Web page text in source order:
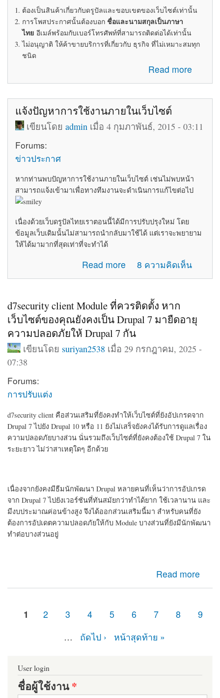
ต้องเป็นสินค้าเกี่ยวกับดรูปัลและขอบเขตของเว็บไซต์เท่านั้น
การโพสประกาศนั้นต้องบอก ชื่อและนามสกุลเป็นภาษา
ไทย อีเมล์พร้อมกับเบอร์โทรศัพท์ที่สามารถติดต่อได้เท่านั้น
ไม่อนุญาติ ให้ค้าขายบริการที่เกี่ยวกับ ธุรกิจ ที่ไม่เหมาะสมทุก
ชนิด
Read more
about ระเบียบข้อบังคับในการใช้ห้อง Marketplace
แจ้งปัญหาการใช้งานภายในเว็บไซต์
เขียนโดยadmin เมื่อ 4 กุมภาพันธ์, 2015 - 03:11
Forums:
ข่าวประกาศ
หากท่านพบปัญหาการใช้งานภายในเว็บไซต์ เช่นไม่พบหน้า
สามารถแจ้งเข้ามาเพื่อทางทีมงานจะดำเนินการแก้ไขต่อไป
เนื่องด้วยเว็บดรูปัลไทยเราตอนนี้ได้มีการปรับปรุงใหม่ โดย
ข้อมูลเว็บเดิมนั้นไม่สามารถนำกลับมาใช้ได้ แต่เราจะพยายาม
ให้ได้มามากที่สุดเท่าที่จะทำได้
Read more
about แจ้งปัญหาการใช้งานภายในเว็บไซต์8 ความคิดเห็น
d7security client Module ที่ควรติดตั้ง หาก
เว็บไซต์ของคุณยังคงเป็น Drupal 7 มายืดอายุ
ความปลอดภัยให้ Drupal 7 กัน
เขียนโดย suriyan2538 เมื่อ 29 กรกฎาคม, 2025 -
07:38
Forums:
การปรับแต่ง
d7security client คือส่วนเสริมที่ยังคงทำให้เว็บไซต์ที่ยังอัปเกรดจาก
Drupal 7 ไปยัง Drupal 10 หรือ 11 ยังไม่เสร็จยังคงได้รับการดูแลเรื่อง
ความปลอดภัยบางส่วน นั่นรวมถึงเว็บไซต์ที่ยังคงต้องใช้ Drupal 7 ใน
ระยะยาว ไม่ว่าสาเหตุใดๆ อีกด้วย
เนื่องจากยังคงมีธีมนักพัฒนา Drupal หลายคนที่เห็นว่าการอัปเกรด
จาก Drupal 7 ไปยังเวอร์ชันที่ทันสมัยกว่าทำได้ยาก ใช้เวลานาน และ
มีงบประมาณค่อนข้างสูง จึงได้ออกส่วนเสริมนี้มา สำหรับคนที่ยัง
ต้องการอัปเดตความปลอดภัยให้กับ Module บางส่วนที่ยังมีนักพัฒนา
ทำต่อบางส่วนอยู่
Read more
about d7security client Module ที่ควรติดตั้ง หากเว็บไซต์
ของคุณยังคงเป็น Drupal 7 มายืดอายุความปลอดภัยให้
1 2 3 4 5 6 7 8
9
…
ถัดไป › หน้าสุดท้าย »
User login
ชื่อผู้ใช้งาน*